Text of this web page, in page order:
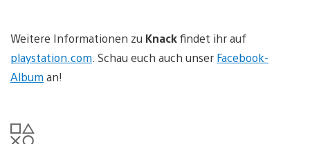
Weitere Informationen zu Knackfindet ihr auf
playstation.com . Schau euch auch unser Facebook-
Album an!